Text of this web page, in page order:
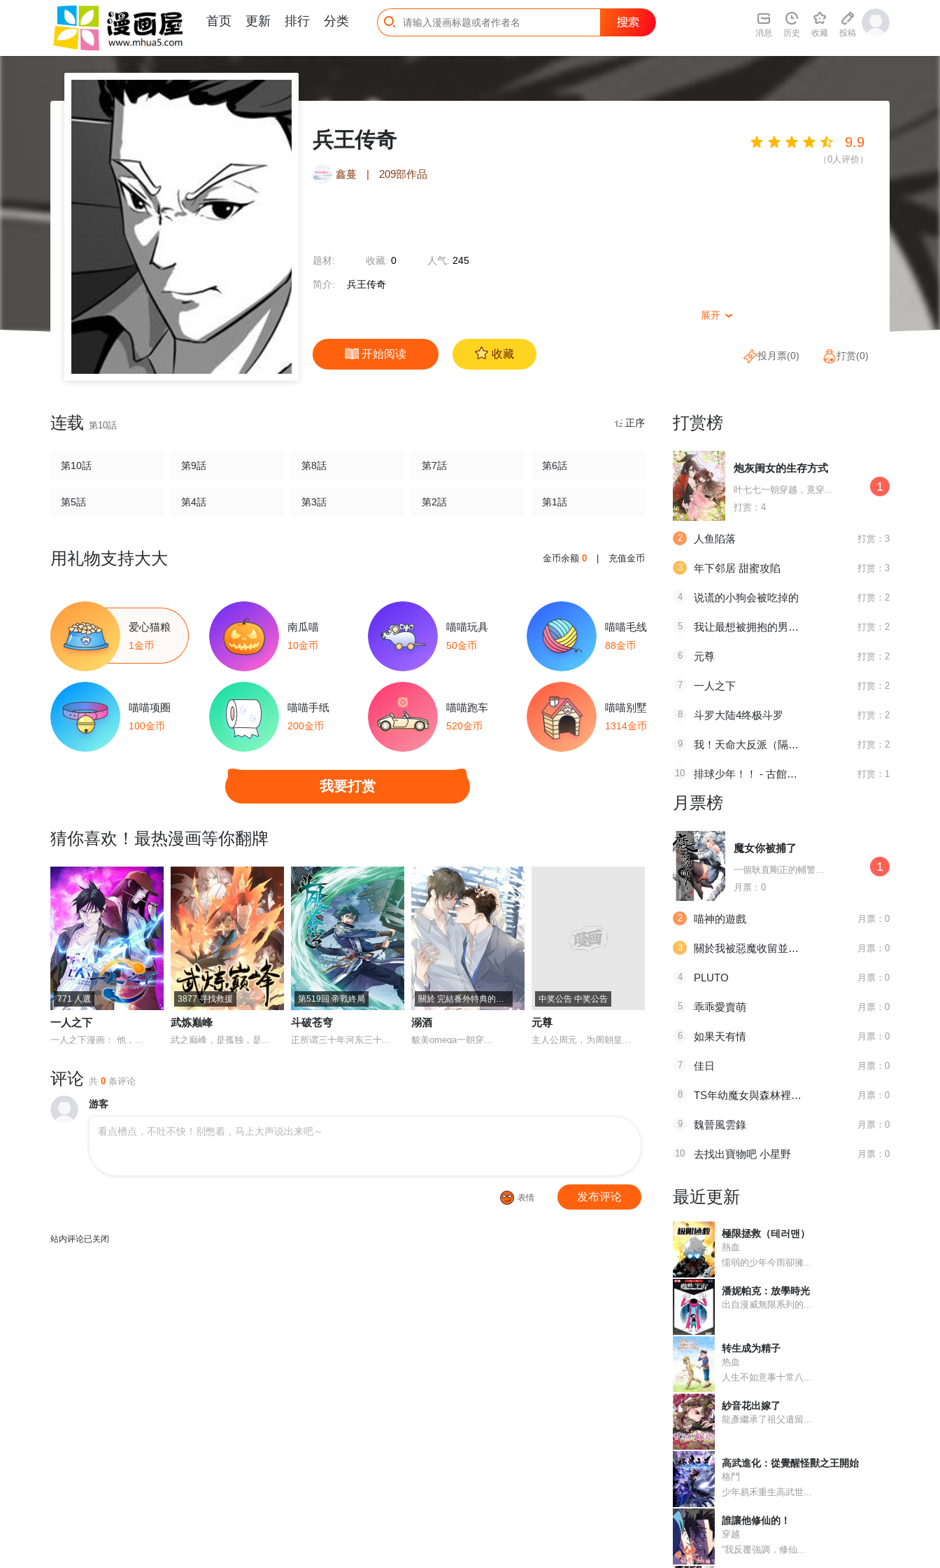
首页 更新 排行 分类
消息 历史 收藏 投稿
兵王传奇
鑫蔓 | 209部作品
题材: 收藏: 0 人气: 245
简介: 兵王传奇
展开 
开始阅读 收藏
9.9
（0人评价）
投月票(0) 打赏(0)
连载 第10話 正序
第10話 第9話 第8話 第7話 第6話
第5話 第4話 第3話 第2話 第1話
用礼物支持大大 金币余额 0 充值金币
爱心猫粮
1金币
南瓜喵
10金币
喵喵玩具
50金币
喵喵毛线
88金币
喵喵项圈
100金币
喵喵手纸
200金币
喵喵跑车
520金币
喵喵别墅
1314金币
我要打赏
猜你喜欢！最热漫画等你翻牌
771 人選
一人之下
一人之下漫画： 他，...
3877 寻找救援
武炼巅峰
武之巅峰，是孤独，是...
第519回 帝戰終局
斗破苍穹
正所谓三十年河东三十...
關於 完結番外特典的通知
溺酒
貌美omega一朝穿...
中奖公告 中奖公告
元尊
主人公周元，为周朝皇... 八百年前，谢怜是金枝... 主角莫凡继承了一个神...
评论 共 0 条评论
游客
看点槽点，不吐不快！别憋着，马上大声说出来吧～
表情 发布评论
站内评论已关闭
打赏榜
炮灰闺女的生存方式
叶七七一朝穿越，竟穿...
打赏：4
1
2 人鱼陷落 打赏：3
3 年下邻居 甜蜜攻陷 打赏：3
4 说谎的小狗会被吃掉的 打赏：2
5 我让最想被拥抱的男人给威胁了 打赏：2
6 元尊 打赏：2
7 一人之下 打赏：2
8 斗罗大陆4终极斗罗 打赏：2
9 我！天命大反派（隔周双更） 打赏：2
10 排球少年！！ - 古館春一 打赏：1
月票榜
魔女你被捕了
一個耿直剛正的輔警...
月票：0
1
2 喵神的遊戲 月票：0
3 關於我被惡魔收留並不得不和他同一屋檐下的事 月票：0
4 PLUTO 月票：0
5 乖乖愛賣萌 月票：0
6 如果天有情 月票：0
7 佳日 月票：0
8 TS年幼魔女與森林裡的熊先生～本想靠製作藥水在異世界悠閒度日 月票：0
9 魏晉風雲錄 月票：0
10 去找出寶物吧 小星野 月票：0
最近更新
極限拯救（테러맨）
熱血
懦弱的少年今雨卻擁...
潘妮帕克：放學時光
出自漫威無限系列的...
转生成为精子
热血
人生不如意事十常八...
紗音花出嫁了
龍彥繼承了祖父遺留...
高武進化：從覺醒怪獸之王開始
格鬥
少年易禾重生高武世...
誰讓他修仙的！
穿越
“我反覆強調，修仙...